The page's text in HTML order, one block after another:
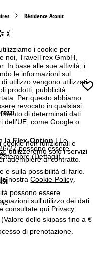
i cookie per
noi, TravelTrex GmbH,
In base alle sue attività, i
le informazioni sul
utilizzo vengono utilizzati
prodotti, pubblicità
Per questo abbiamo
revocato in qualsiasi
di determinati dati
dell'UE, come Google o
non funzionali e
, utilizzeremo solo i servizi
adempiere al contratto.
e sulla possibilità di farlo.
nostraCookie-Policy
possono essere
sull'utilizzo dei dati
consultate qui Privacy
Résidence Aconit
la Flex-Option| Le
27 possono essere
(Dettagli)
(Valore dello skipass fino a €
di prenotazione.